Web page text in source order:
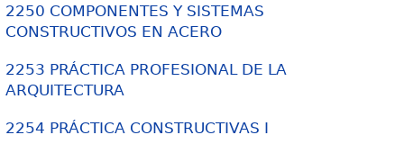
2250 COMPONENTES Y SISTEMAS
CONSTRUCTIVOS EN ACERO
2253 PRÁCTICA PROFESIONAL DE LA
ARQUITECTURA
2254 PRÁCTICA CONSTRUCTIVAS I